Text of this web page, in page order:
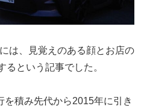
は、見覚えのある顔とお店の
るという記事でした。
積み先代から2015年に引き